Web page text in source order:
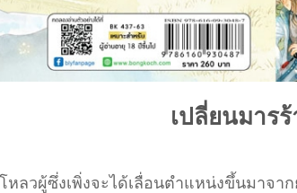
เปลี่ยนมาร
หลวผู้ซึ่งเพิ่งจะได้เลื่อนตำแหน่งขึ้นมาจ